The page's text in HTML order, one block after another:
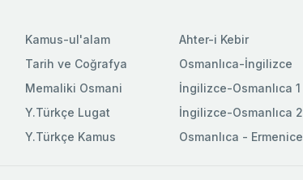
Kamus-ul'alam
Tarih ve Coğrafya
Memaliki Osmani
Y.Türkçe Lugat
Y.Türkçe Kamus
Ahter-i Kebir
Osmanlıca-İngilizce
İngilizce-Osmanlıca 1
İngilizce-Osmanlıca 2
Osmanlıca - Ermenice